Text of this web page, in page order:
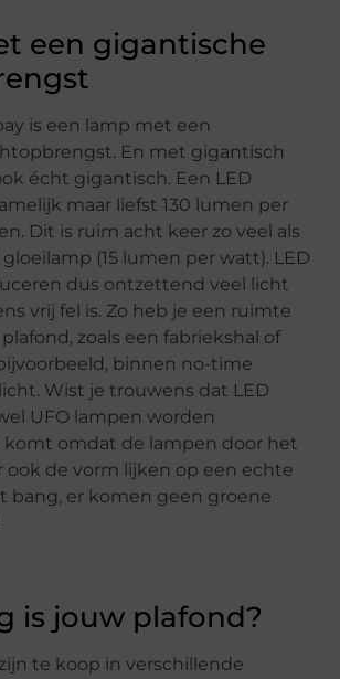
een gigantische
is een lamp met een
En met gigantisch
écht gigantisch. Een LED
maar liefst 130 lumen per
Dit is ruim acht keer zo veel als
(15 lumen per watt). LED
dus ontzettend veel licht
vrij fel is. Zo heb je een ruimte
zoals een fabriekshal of
binnen no-time
Wist je trouwens dat LED
UFO lampen worden
omdat de lampen door het
ook de vorm lijken op een echte
bang, er komen geen groene
is jouw plafond?
te koop in verschillende